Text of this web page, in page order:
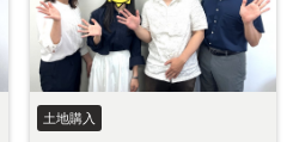
土地購入